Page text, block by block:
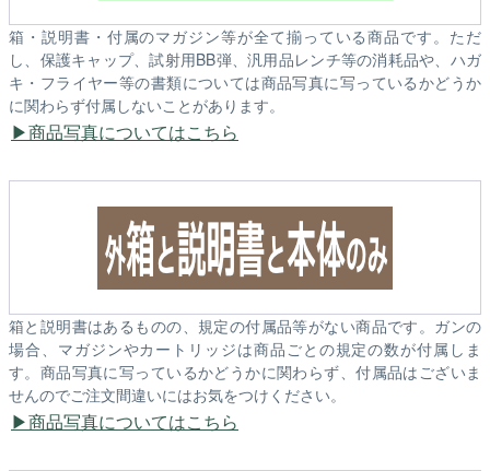
箱・説明書・付属のマガジン等が全て揃っている商品です。ただ
し、保護キャップ、試射用BB弾、汎用品レンチ等の消耗品や、ハガ
キ・フライヤー等の書類については商品写真に写っているかどうか
に関わらず付属しないことがあります。
商品写真についてはこちら
箱と説明書はあるものの、規定の付属品等がない商品です。ガンの
場合、マガジンやカートリッジは商品ごとの規定の数が付属しま
す。商品写真に写っているかどうかに関わらず、付属品はございま
せんのでご注文間違いにはお気をつけください。
商品写真についてはこちら